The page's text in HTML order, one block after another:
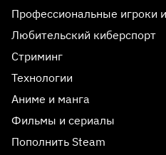
Профессиональные игроки
Любительский киберспорт
Стриминг
Технологии
Аниме и манга
Фильмы и сериалы
Пополнить Steam